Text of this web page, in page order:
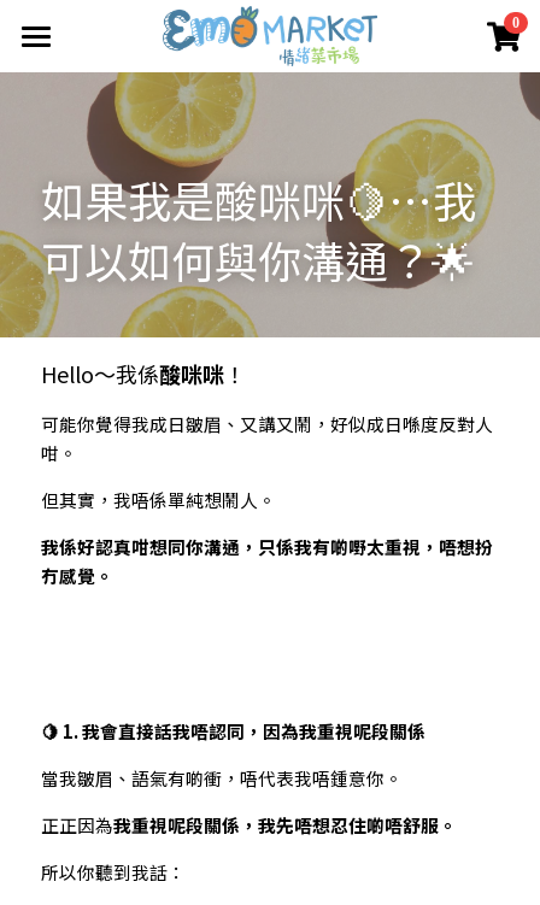
0
圖冊
Emo 商店
所有商品分類
情緒蔬菜小伙伴
關於我們
我們的服務
媒體報導
合作機構
聯絡我們
如果我是酸咪咪🍋…我
可以如何與你溝通？🌟
Hello～我係酸咪咪 ！
可能你覺得我成日皺眉、又講又鬧，好似成日喺度反對人
咁。
但其實，我唔係單純想鬧人。
我係好認真咁想同你溝通，只係我有啲嘢太重視，唔想扮
冇感覺。
🍋 1. 我會直接話我唔認同，因為我重視呢段關係
當我皺眉、語氣有啲衝，唔代表我唔鍾意你。
正正因為我重視呢段關係，我先唔想忍住啲唔舒服。
所以你聽到我話：
×
商品分類
所有商品分類